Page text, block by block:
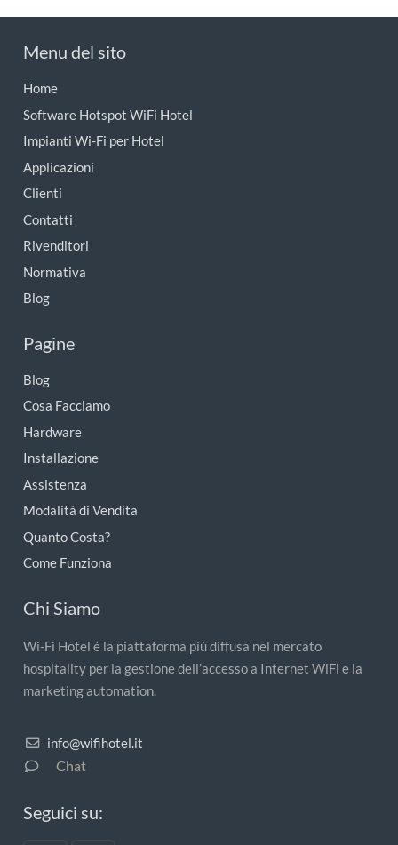
Menu del sito
Home
Software Hotspot WiFi Hotel
Impianti Wi-Fi per Hotel
Applicazioni
Clienti
Contatti
Rivenditori
Normativa
Blog
Pagine
Blog
Cosa Facciamo
Hardware
Installazione
Assistenza
Modalità di Vendita
Quanto Costa?
Come Funziona
Chi Siamo
Wi-Fi Hotel è la piattaforma più diffusa nel mercato
hospitality per la gestione dell’accesso a Internet WiFi e la
marketing automation.
info@wifihotel.it
Chat
Seguici su: